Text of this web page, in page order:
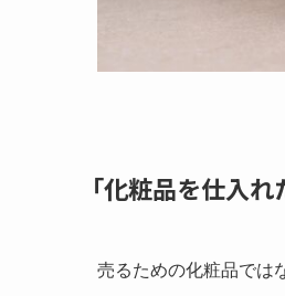
「化粧品を仕入
売るための化粧品では